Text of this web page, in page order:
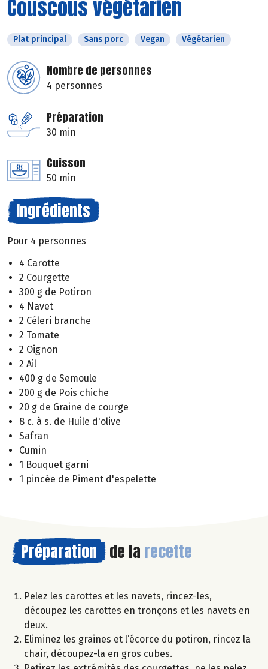
Couscous végétarien
Plat principal Sans porc Vegan Végétarien
Nombre de personnes
4 personnes
Préparation
30 min
Cuisson
50 min
Ingrédients
Pour 4 personnes
4 Carotte
2 Courgette
300 g de Potiron
4 Navet
2 Céleri branche
2 Tomate
2 Oignon
2 Ail
400 g de Semoule
200 g de Pois chiche
20 g de Graine de courge
8 c. à s. de Huile d'olive
Safran
Cumin
1 Bouquet garni
1 pincée de Piment d'espelette
Préparation de la recette
Pelez les carottes et les navets, rincez-les,
découpez les carottes en tronçons et les navets en
deux.
Eliminez les graines et l’écorce du potiron, rincez la
chair, découpez-la en gros cubes.